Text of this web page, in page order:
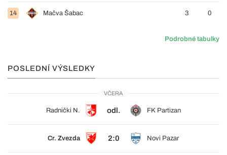
14 Mačva Šabac 3 0
Podrobné tabulky
POSLEDNÍ VÝSLEDKY
VČERA
Radnički N. odl. FK Partizan
Cr. Zvezda 2:0 Novi Pazar